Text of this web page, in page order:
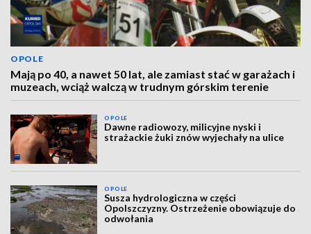
OPOLE
Mają po 40, a nawet 50 lat, ale zamiast stać w garażach i
muzeach, wciąż walczą w trudnym górskim terenie
OPOLE
Dawne radiowozy, milicyjne nyski i
strażackie żuki znów wyjechały na ulice
OPOLE
Susza hydrologiczna w części
Opolszczyzny. Ostrzeżenie obowiązuje do
odwołania